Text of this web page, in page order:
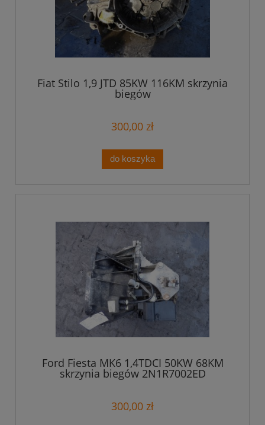
Fiat Stilo 1,9 JTD 85KW 116KM skrzynia
biegów
300,00 zł
do koszyka
Ford Fiesta MK6 1,4TDCI 50KW 68KM
skrzynia biegów 2N1R7002ED
300,00 zł